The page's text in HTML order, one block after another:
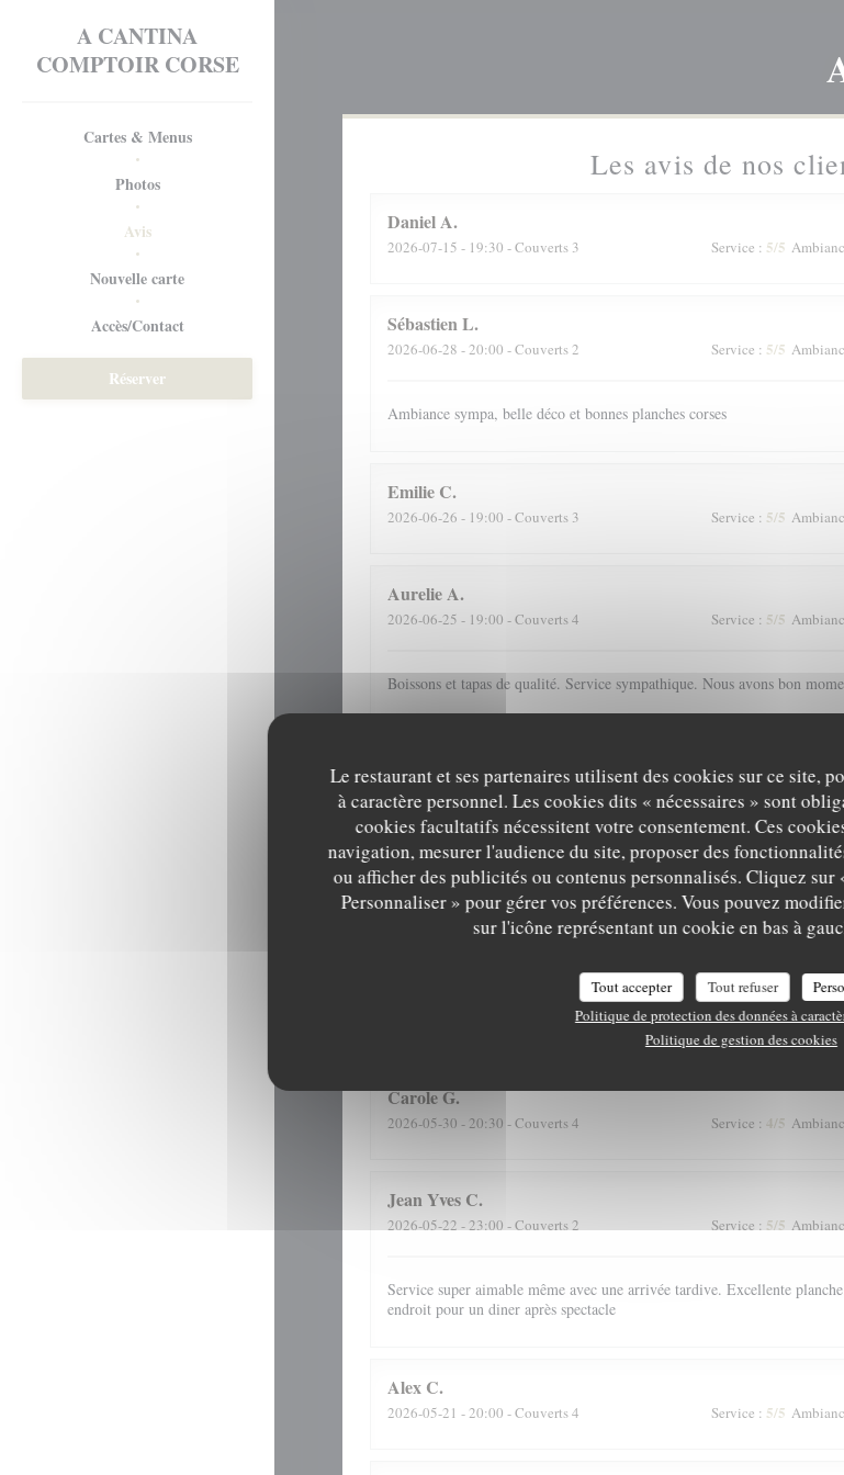
Le restaurant et ses partenaires utilisent des cookies sur ce site,
à caractère personnel. Les cookies dits « nécessaires » sont
cookies facultatifs nécessitent votre consentement. Ces
navigation, mesurer l'audience du site, proposer des
ou afficher des publicités ou contenus personnalisés. Cliquez sur
Personnaliser » pour gérer vos préférences. Vous pouvez
sur l'icône représentant un cookie en bas à
Tout accepter Tout refuser
Politique de protection des données à
Politique de gestion des cookies
A CANTINA
COMPTOIR CORSE
Cartes & Menus
Photos
Avis
Nouvelle carte((ouvre une nouvelle fenêtre))
Accès/Contact
Réserver
Les avis de nos
DanielA
2026-07-15 - 19:30 - Couverts 3 Service : 5/5
SébastienL
2026-06-28 - 20:00 - Couverts 2 Service : 5/5
Ambiance sympa, belle déco et bonnes planches corses
Emilie C
2026-06-26 - 19:00 - Couverts 3 Service : 5/5
AurelieA
2026-06-25 - 19:00 - Couverts 4 Service : 5/5
Boissons et tapas de qualité. Service sympathique. Nous avons bon
2026-06-24- 20:00 - Couverts 2 Service: 5/5
Service adorable malgré la chaleur!
B
CaroleG
2026-05-30 - 20:30 - Couverts 4 Service : 4/5
Jean Yves C
2026-05-22 - 23:00 - Couverts 2 Service : 5/5
Service super aimable même avec une arrivée tardive. Excellente
endroit pour un diner après spectacle
Alex C
2026-05-21 - 20:00 - Couverts 4 Service : 5/5
A CANTINA COMPTOIR